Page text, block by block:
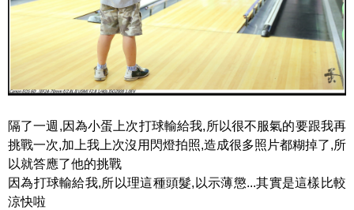
隔了一週,因為小蛋上次打球輸給我,所以很不服氣的要跟我再
挑戰一次,加上我上次沒用閃燈拍照,造成很多照片都糊掉了,所
以就答應了他的挑戰
因為打球輸給我,所以理這種頭髮,以示薄懲...其實是這樣比較
涼快啦